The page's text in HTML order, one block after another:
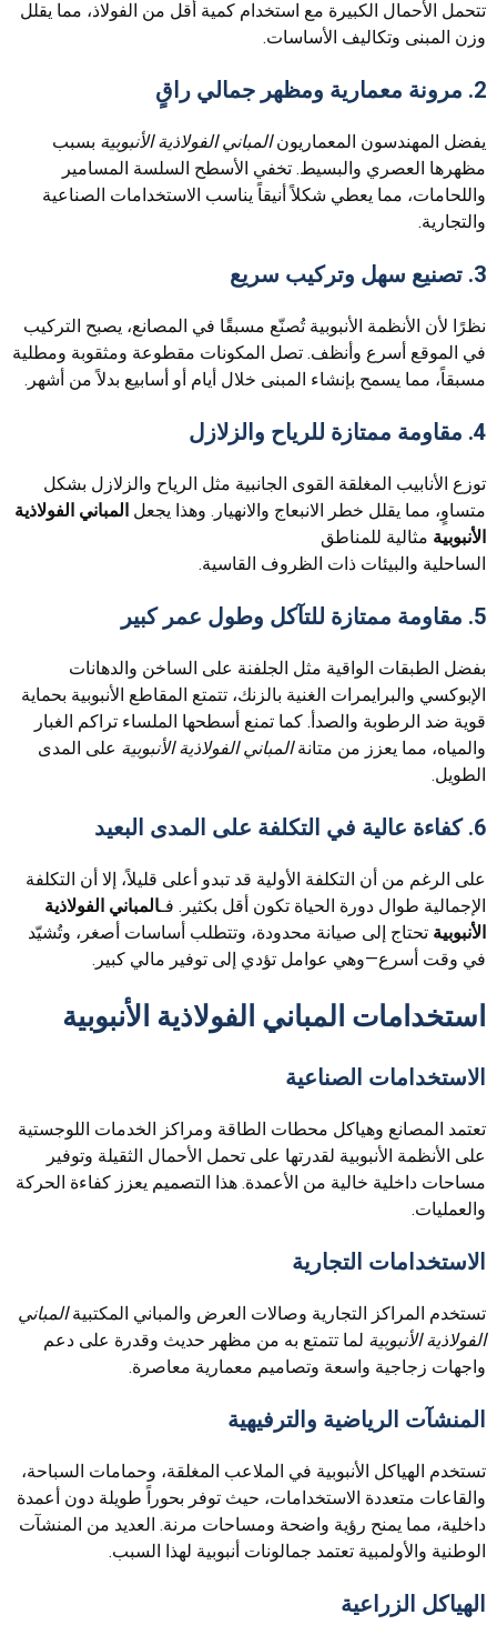
تتحمل الأحمال الكبيرة مع استخدام كمية أقل من الفولاذ، مما يقلل
وزن المبنى وتكاليف الأساسات.
2. مرونة معمارية ومظهر جمالي راقٍ
يفضل المهندسون المعماريونالمباني الفولاذية الأنبوبية بسبب
مظهرها العصري والبسيط. تخفي الأسطح السلسة المسامير
واللحامات، مما يعطي شكلاً أنيقاً يناسب الاستخدامات الصناعية
والتجارية.
3. تصنيع سهل وتركيب سريع
نظرًا لأن الأنظمة الأنبوبية تُصنّع مسبقًا في المصانع، يصبح التركيب
في الموقع أسرع وأنظف. تصل المكونات مقطوعة ومثقوبة ومطلية
مسبقاً، مما يسمح بإنشاء المبنى خلال أيام أو أسابيع بدلاً من أشهر.
4. مقاومة ممتازة للرياح والزلازل
توزع الأنابيب المغلقة القوى الجانبية مثل الرياح والزلازل بشكل
متساوٍ، مما يقلل خطر الانبعاج والانهيار. وهذا يجعل المباني الفولاذية
الأنبوبية مثالية للمناطق
الساحلية والبيئات ذات الظروف القاسية.
5. مقاومة ممتازة للتآكل وطول عمر كبير
بفضل الطبقات الواقية مثل الجلفنة على الساخن والدهانات
الإبوكسي والبرايمرات الغنية بالزنك، تتمتع المقاطع الأنبوبية بحماية
قوية ضد الرطوبة والصدأ. كما تمنع أسطحها الملساء تراكم الغبار
والمياه، مما يعزز من متانةالمباني الفولاذية الأنبوبية على المدى
الطويل.
6. كفاءة عالية في التكلفة على المدى البعيد
على الرغم من أن التكلفة الأولية قد تبدو أعلى قليلاً، إلا أن التكلفة
الإجمالية طوال دورة الحياة تكون أقل بكثير. فـالمباني الفولاذية
الأنبوبية تحتاج إلى صيانة محدودة، وتتطلب أساسات أصغر، وتُشيّد
في وقت أسرع—وهي عوامل تؤدي إلى توفير مالي كبير.
استخدامات المباني الفولاذية الأنبوبية
الاستخدامات الصناعية
تعتمد المصانع وهياكل محطات الطاقة ومراكز الخدمات اللوجستية
على الأنظمة الأنبوبية لقدرتها على تحمل الأحمال الثقيلة وتوفير
مساحات داخلية خالية من الأعمدة. هذا التصميم يعزز كفاءة الحركة
والعمليات.
الاستخدامات التجارية
تستخدم المراكز التجارية وصالات العرض والمباني المكتبيةالمباني
الفولاذية الأنبوبية لما تتمتع به من مظهر حديث وقدرة على دعم
واجهات زجاجية واسعة وتصاميم معمارية معاصرة.
المنشآت الرياضية والترفيهية
تستخدم الهياكل الأنبوبية في الملاعب المغلقة، وحمامات السباحة،
والقاعات متعددة الاستخدامات، حيث توفر بحوراً طويلة دون أعمدة
داخلية، مما يمنح رؤية واضحة ومساحات مرنة. العديد من المنشآت
الوطنية والأولمبية تعتمد جمالونات أنبوبية لهذا السبب.
الهياكل الزراعية